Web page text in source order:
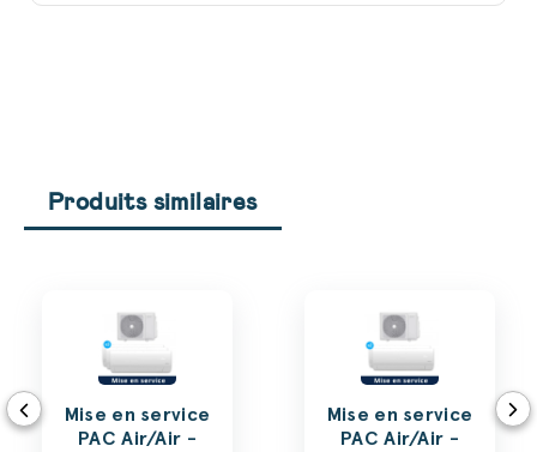
Produits similaires
Mise en service
PAC Air/Air -
Mise en service
PAC Air/Air -